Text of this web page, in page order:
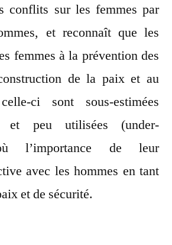
conflits sur les femmes par
et reconnaît que les
femmes à la prévention des
de la paix et au
ci sont sous-estimées
et peu utilisées (under-
l’importance de leur
avec les hommes en tant
et de sécurité.